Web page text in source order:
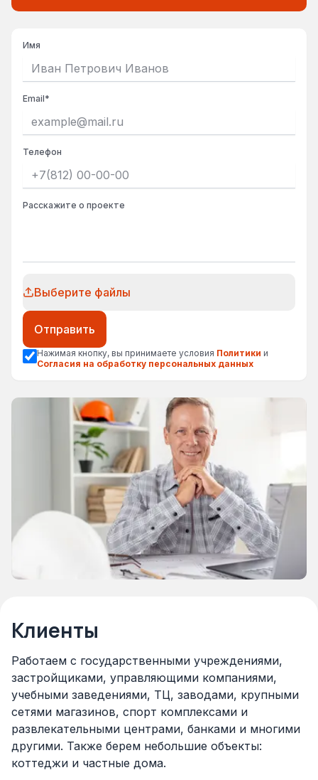
Имя
Email*
Телефон
Расскажите о проекте
Выберите файлы
Отправить
Нажимая кнопку, вы принимаете условия Политики и
Согласия на обработку персональных данных
Клиенты
Работаем с государственными учреждениями,
застройщиками, управляющими компаниями,
учебными заведениями, ТЦ, заводами, крупными
сетями магазинов, спорт комплексами и
развлекательными центрами, банками и многими
другими. Также берем небольшие объекты:
коттеджи и частные дома.